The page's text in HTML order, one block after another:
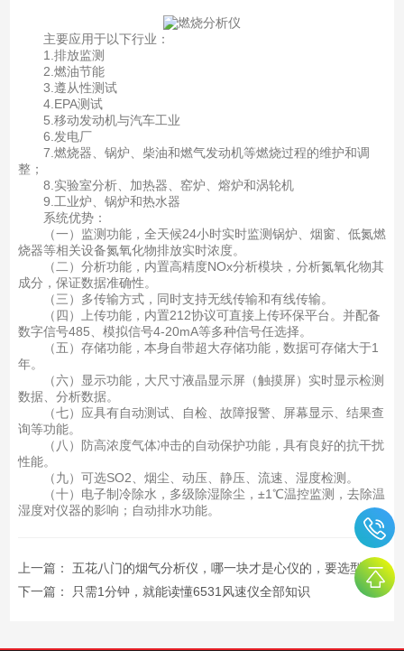
主要应用于以下行业：
1.排放监测
2.燃油节能
3.遵从性测试
4.EPA测试
5.移动发动机与汽车工业
6.发电厂
7.燃烧器、锅炉、柴油和燃气发动机等燃烧过程的维护和调
整；
8.实验室分析、加热器、窑炉、熔炉和涡轮机
9.工业炉、锅炉和热水器
系统优势：
（一）监测功能，全天候24小时实时监测锅炉、烟窗、低氮燃
烧器等相关设备氮氧化物排放实时浓度。
（二）分析功能，内置高精度NOx分析模块，分析氮氧化物其
成分，保证数据准确性。
（三）多传输方式，同时支持无线传输和有线传输。
（四）上传功能，内置212协议可直接上传环保平台。并配备
数字信号485、模拟信号4-20mA等多种信号任选择。
（五）存储功能，本身自带超大存储功能，数据可存储大于1
年。
（六）显示功能，大尺寸液晶显示屏（触摸屏）实时显示检测
数据、分析数据。
（七）应具有自动测试、自检、故障报警、屏幕显示、结果查
询等功能。
（八）防高浓度气体冲击的自动保护功能，具有良好的抗干扰
性能。
（九）可选SO2、烟尘、动压、静压、流速、湿度检测。
（十）电子制冷除水，多级除湿除尘，±1℃温控监测，去除温
湿度对仪器的影响；自动排水功能。
上一篇： 五花八门的烟气分析仪，哪一块才是心仪的，要选型参考看这里！
下一篇：
只需1分钟，就能读懂6531风速仪全部知识